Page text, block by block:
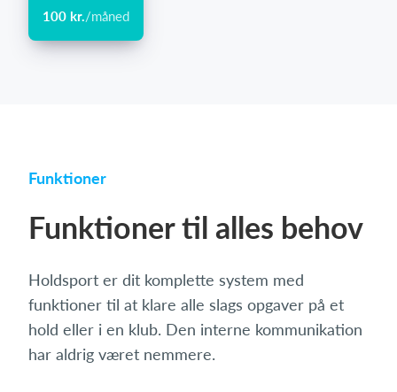
100 kr./måned
Funktioner
Funktioner til alles behov
Holdsport er dit komplette system med
funktioner til at klare alle slags opgaver på et
hold eller i en klub. Den interne kommunikation
har aldrig været nemmere.